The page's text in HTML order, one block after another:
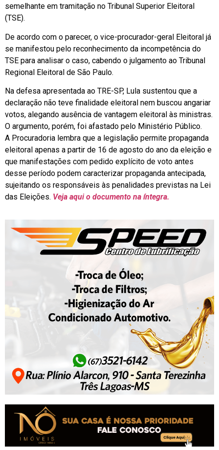
semelhante em tramitação no Tribunal Superior Eleitoral
(TSE).
De acordo com o parecer, o vice-procurador-geral Eleitoral já
se manifestou pelo reconhecimento da incompetência do
TSE para analisar o caso, cabendo o julgamento ao Tribunal
Regional Eleitoral de São Paulo.
Na defesa apresentada ao TRE-SP, Lula sustentou que a
declaração não teve finalidade eleitoral nem buscou angariar
votos, alegando ausência de vantagem eleitoral às ministras.
O argumento, porém, foi afastado pelo Ministério Público.
A Procuradoria lembra que a legislação permite propaganda
eleitoral apenas a partir de 16 de agosto do ano da eleição e
que manifestações com pedido explícito de voto antes
desse período podem caracterizar propaganda antecipada,
sujeitando os responsáveis às penalidades previstas na Lei
das Eleições. Veja aqui o documento na íntegra.